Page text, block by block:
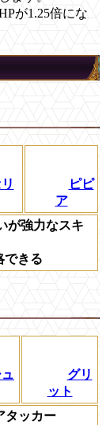
が1.25倍にな
ピピ
ア
が強力なスキ
できる
グリ
ット
タッカー